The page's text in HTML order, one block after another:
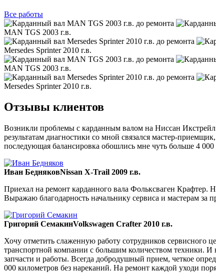
Все работы
MAN TGS 2003 г.в.
Mersedes Sprinter 2010 г.в.
MAN TGS 2003 г.в.
Mersedes Sprinter 2010 г.в.
Отзывы клиентов
Возникли проблемы с карданным валом на Ниссан
результатам диагностики со мной связался мастер-
последующая балансировка обошлись мне чуть больше 4
Иван БедняковNissan X-Trail 2009 г.в.
Приехал на ремонт карданного вала Фольксваген Крафтер.
Выражаю благодарность начальнику сервиса и мастерам
Григорий СемакинVolkswagen Crafter 2010 г.в.
Хочу отметить слаженную работу сотрудников сервисного
транспортной компании с большим количеством техники. И
запчасти и работы. Всегда добродушный прием, четкое
000 километров без нареканий. На ремонт каждой уходи